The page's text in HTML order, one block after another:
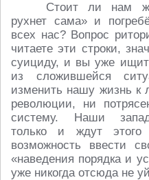
Стоит ли нам
рухнет сама» и
всех нас? Вопрос
читаете эти строки,
суициду, и вы уже
из сложившейся
изменить нашу жизнь к
революции, ни
систему. Наши
только и ждут
возможность ввести
«наведения порядка и
уже никогда отсюда не